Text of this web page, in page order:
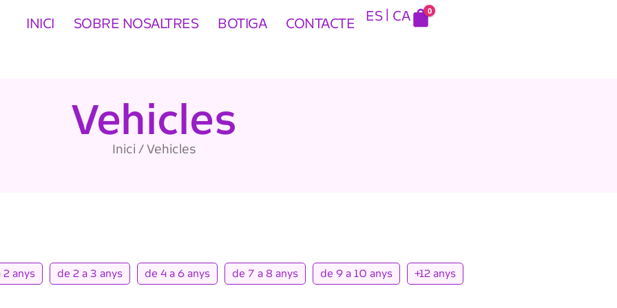
INICI SOBRE NOSALTRES BOTIGA CONTACTE ES CA 0
Vehicles
Inici / Vehicles
2 anys de 2 a 3 anys de 4 a 6 anys de 7 a 8 anys de 9 a 10 anys +12 anys